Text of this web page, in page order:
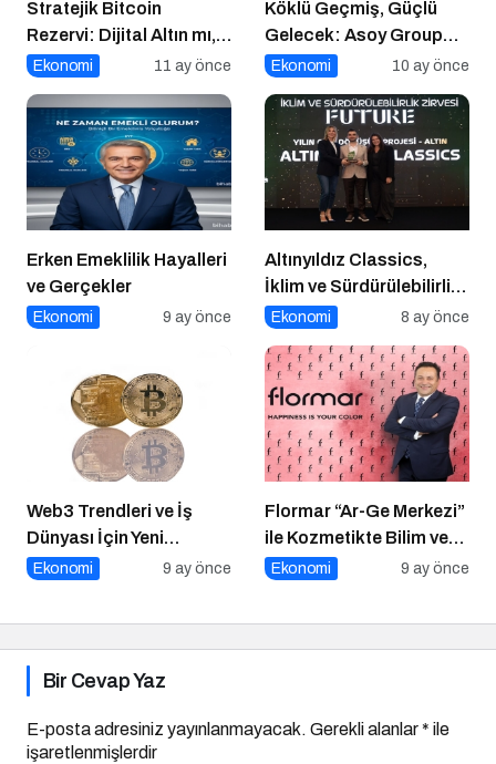
Stratejik Bitcoin
Rezervi: Dijital Altın mı,
Riskli Bir Hamle mi?
Ekonomi 11 ay önce
Köklü Geçmiş, Güçlü
Gelecek: Asoy Group
Türkiye’nin Değerini
Ekonomi 10 ay önce
Erken Emeklilik Hayalleri
ve Gerçekler
Ekonomi 9 ay önce
Altınyıldız Classics,
İklim ve Sürdürülebilirlik
Ödülleri’nde “Yılın Geri
Kategorisinde Altın Ödül
Kazandı
Ekonomi 8 ay önce
Web3 Trendleri ve İş
Dünyası İçin Yeni
Fırsatlar
Ekonomi 9 ay önce
Flormar “Ar-Ge Merkezi”
ile Kozmetikte Bilim ve
Teknolojiyi Buluşturuyor!
Ekonomi 9 ay önce
Bir Cevap Yaz
E-posta adresiniz yayınlanmayacak. Gerekli alanlar* ile
işaretlenmişlerdir